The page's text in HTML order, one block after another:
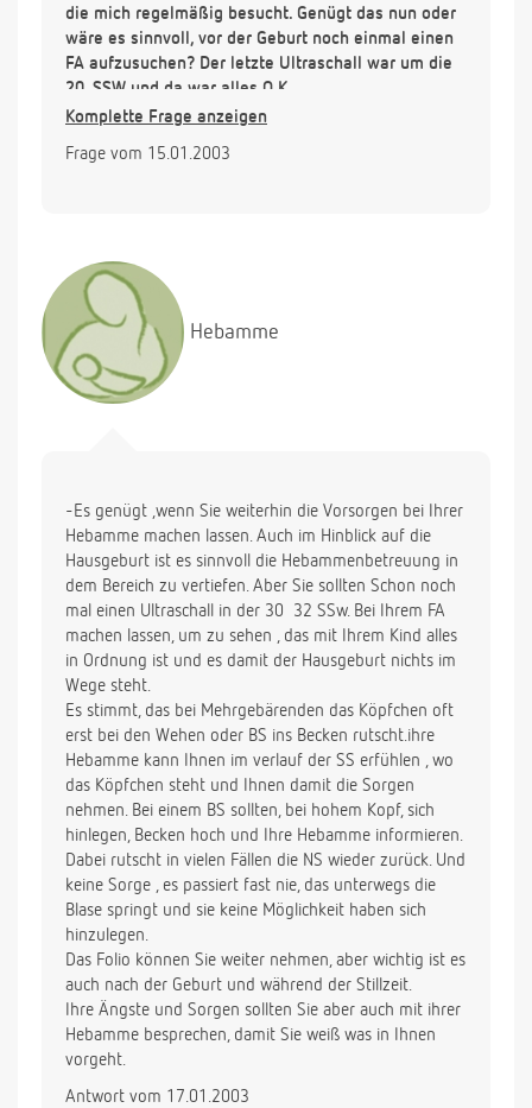
die mich regelmäßig besucht. Genügt das nun oder
wäre es sinnvoll, vor der Geburt noch einmal einen
FA aufzusuchen? Der letzte Ultraschall war um die
20. SSW und da war alles O.K.
anstrebe - sollte ich davor dann noch einmal einen
vorkommt, dass das Köpfchen nicht rechtzeitig fest
im Becken sitzt und dadurch bei einem
Blasensprung die Nabelschnur vorfallen kann? Das
macht mir Sorge. Falls das unterwegs oder zu
Hause passiert, ist dann alles zu spät? Was mache
ich in dem Falle ausser hinlegen und das Becken
Soll ich das jetzt noch immer machen?
Komplette Frage anzeigen
Frage vom 15.01.2003
Hebamme
-Es genügt ,wenn Sie weiterhin die Vorsorgen bei Ihrer
Hebamme machen lassen. Auch im Hinblick auf die
Hausgeburt ist es sinnvoll die Hebammenbetreuung in
dem Bereich zu vertiefen. Aber Sie sollten Schon noch
mal einen Ultraschall in der 30  32 SSw. Bei Ihrem FA
machen lassen, um zu sehen , das mit Ihrem Kind alles
in Ordnung ist und es damit der Hausgeburt nichts im
Wege steht.
Es stimmt, das bei Mehrgebärenden das Köpfchen oft
erst bei den Wehen oder BS ins Becken rutscht.ihre
Hebamme kann Ihnen im verlauf der SS erfühlen , wo
das Köpfchen steht und Ihnen damit die Sorgen
nehmen. Bei einem BS sollten, bei hohem Kopf, sich
hinlegen, Becken hoch und Ihre Hebamme informieren.
Dabei rutscht in vielen Fällen die NS wieder zurück. Und
keine Sorge , es passiert fast nie, das unterwegs die
Blase springt und sie keine Möglichkeit haben sich
hinzulegen.
Das Folio können Sie weiter nehmen, aber wichtig ist es
auch nach der Geburt und während der Stillzeit.
Ihre Ängste und Sorgen sollten Sie aber auch mit ihrer
Hebamme besprechen, damit Sie weiß was in Ihnen
vorgeht.
Antwort vom 17.01.2003